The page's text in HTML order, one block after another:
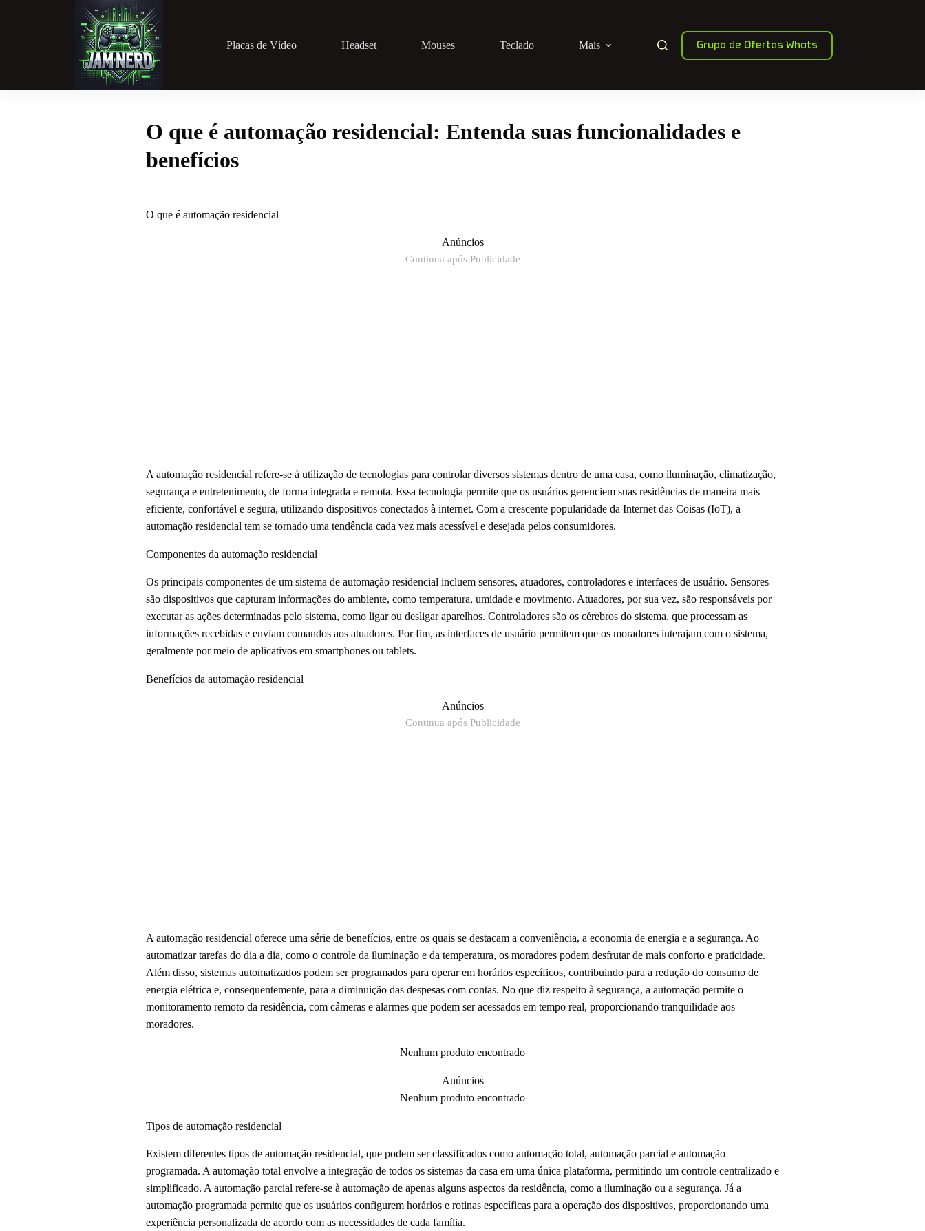
Placas de Vídeo Headset Mouses Teclado Mais Grupo de Ofertas Whats
O que é automação residencial: Entenda suas funcionalidades e
benefícios
O que é automação residencial
Anúncios
Continua após Publicidade
A automação residencial refere-se à utilização de tecnologias para controlar diversos sistemas dentro de uma casa, como iluminação, climatização,
segurança e entretenimento, de forma integrada e remota. Essa tecnologia permite que os usuários gerenciem suas residências de maneira mais
eficiente, confortável e segura, utilizando dispositivos conectados à internet. Com a crescente popularidade da Internet das Coisas (IoT), a
automação residencial tem se tornado uma tendência cada vez mais acessível e desejada pelos consumidores.
Componentes da automação residencial
Os principais componentes de um sistema de automação residencial incluem sensores, atuadores, controladores e interfaces de usuário. Sensores
são dispositivos que capturam informações do ambiente, como temperatura, umidade e movimento. Atuadores, por sua vez, são responsáveis por
executar as ações determinadas pelo sistema, como ligar ou desligar aparelhos. Controladores são os cérebros do sistema, que processam as
informações recebidas e enviam comandos aos atuadores. Por fim, as interfaces de usuário permitem que os moradores interajam com o sistema,
geralmente por meio de aplicativos em smartphones ou tablets.
Benefícios da automação residencial
Anúncios
Continua após Publicidade
A automação residencial oferece uma série de benefícios, entre os quais se destacam a conveniência, a economia de energia e a segurança. Ao
automatizar tarefas do dia a dia, como o controle da iluminação e da temperatura, os moradores podem desfrutar de mais conforto e praticidade.
Além disso, sistemas automatizados podem ser programados para operar em horários específicos, contribuindo para a redução do consumo de
energia elétrica e, consequentemente, para a diminuição das despesas com contas. No que diz respeito à segurança, a automação permite o
monitoramento remoto da residência, com câmeras e alarmes que podem ser acessados em tempo real, proporcionando tranquilidade aos
moradores.
Nenhum produto encontrado
Anúncios
Nenhum produto encontrado
Tipos de automação residencial
Existem diferentes tipos de automação residencial, que podem ser classificados como automação total, automação parcial e automação
programada. A automação total envolve a integração de todos os sistemas da casa em uma única plataforma, permitindo um controle centralizado e
simplificado. A automação parcial refere-se à automação de apenas alguns aspectos da residência, como a iluminação ou a segurança. Já a
automação programada permite que os usuários configurem horários e rotinas específicas para a operação dos dispositivos, proporcionando uma
experiência personalizada de acordo com as necessidades de cada família.